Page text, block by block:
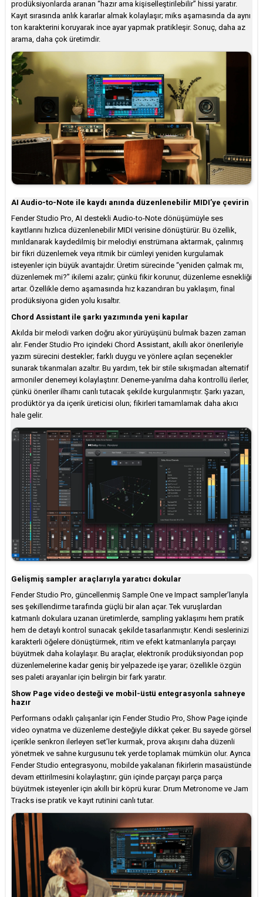
prodüksiyonlarda aranan “hazır ama kişiselleştirilebilir” hissi yaratır.
Kayıt sırasında anlık kararlar almak kolaylaşır; miks aşamasında da aynı
ton karakterini koruyarak ince ayar yapmak pratikleşir. Sonuç, daha az
arama, daha çok üretimdir.
AI Audio-to-Note ile kaydı anında düzenlenebilir MIDI’ye çevirin
Fender Studio Pro, AI destekli Audio-to-Note dönüşümüyle ses
kayıtlarını hızlıca düzenlenebilir MIDI verisine dönüştürür. Bu özellik,
mırıldanarak kaydedilmiş bir melodiyi enstrümana aktarmak, çalınmış
bir fikri düzenlemek veya ritmik bir cümleyi yeniden kurgulamak
isteyenler için büyük avantajdır. Üretim sürecinde “yeniden çalmak mı,
düzenlemek mi?” ikilemi azalır; çünkü fikir korunur, düzenleme esnekliği
artar. Özellikle demo aşamasında hız kazandıran bu yaklaşım, final
prodüksiyona giden yolu kısaltır.
Chord Assistant ile şarkı yazımında yeni kapılar
Akılda bir melodi varken doğru akor yürüyüşünü bulmak bazen zaman
alır. Fender Studio Pro içindeki Chord Assistant, akıllı akor önerileriyle
yazım sürecini destekler; farklı duygu ve yönlere açılan seçenekler
sunarak tıkanmaları azaltır. Bu yardım, tek bir stile sıkışmadan alternatif
armoniler denemeyi kolaylaştırır. Deneme-yanılma daha kontrollü ilerler,
çünkü öneriler ilhamı canlı tutacak şekilde kurgulanmıştır. Şarkı yazarı,
prodüktör ya da içerik üreticisi olun; fikirleri tamamlamak daha akıcı
hale gelir.
Gelişmiş sampler araçlarıyla yaratıcı dokular
Fender Studio Pro, güncellenmiş Sample One ve Impact sampler’larıyla
ses şekillendirme tarafında güçlü bir alan açar. Tek vuruşlardan
katmanlı dokulara uzanan üretimlerde, sampling yaklaşımı hem pratik
hem de detaylı kontrol sunacak şekilde tasarlanmıştır. Kendi seslerinizi
karakterli öğelere dönüştürmek, ritim ve efekt katmanlarıyla parçayı
büyütmek daha kolaylaşır. Bu araçlar, elektronik prodüksiyondan pop
düzenlemelerine kadar geniş bir yelpazede işe yarar; özellikle özgün
ses paleti arayanlar için belirgin bir fark yaratır.
Show Page video desteği ve mobil-üstü entegrasyonla sahneye
hazır
Performans odaklı çalışanlar için Fender Studio Pro, Show Page içinde
video oynatma ve düzenleme desteğiyle dikkat çeker. Bu sayede görsel
içerikle senkron ilerleyen set’ler kurmak, prova akışını daha düzenli
yönetmek ve sahne kurgusunu tek yerde toplamak mümkün olur. Ayrıca
Fender Studio entegrasyonu, mobilde yakalanan fikirlerin masaüstünde
devam ettirilmesini kolaylaştırır; gün içinde parçayı parça parça
büyütmek isteyenler için akıllı bir köprü kurar. Drum Metronome ve Jam
Tracks ise pratik ve kayıt rutinini canlı tutar.